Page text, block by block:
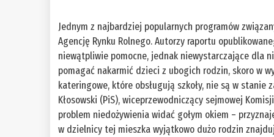
Jednym z najbardziej popularnych programów
Agencję Rynku Rolnego. Autorzy raportu
niewątpliwie pomocne, jednak niewystarczające dla
pomagać nakarmić dzieci z ubogich rodzin, skoro w
kateringowe, które obsługują szkoły, nie są w stanie
Kłosowski (PiS), wiceprzewodniczący sejmowej
problem niedożywienia widać gołym okiem –
w dzielnicy tej mieszka wyjątkowo dużo rodzin